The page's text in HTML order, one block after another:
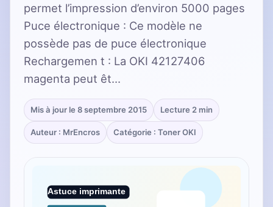
permet l’impression d’environ 5000 pages
Puce électronique : Ce modèle ne
possède pas de puce électronique
Rechargemen t : La OKI 42127406
magenta peut êt…
Mis à jour le 8 septembre 2015 Lecture 2 min
Auteur : MrEncros Catégorie : Toner OKI